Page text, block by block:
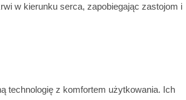
w kierunku serca, zapobiegając zastojom i
technologię z komfortem użytkowania. Ich